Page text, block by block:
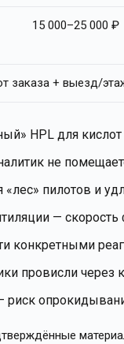
15 000–25 000 ₽
заказа + выезд/
HPL для
не
«лес» пилотов и
—
конкретными
провисли через